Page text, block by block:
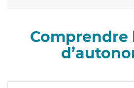
Comprendre